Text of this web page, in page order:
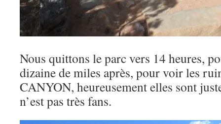
Nous quittons le parc vers 14 heures,
dizaine de miles après, pour voir les
CANYON, heureusement elles sont
n’est pas très fans.